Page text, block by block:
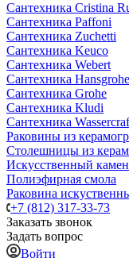
Сантехника Cristina
Сантехника Paffoni
Сантехника Zuchetti
Сантехника Keuco
Сантехника Webert
Сантехника Hansgrohe
Сантехника Grohe
Сантехника Kludi
Сантехника
Раковины из
Столешницы из
Искусственный
Полиэфирная смола
Раковина
+7 (812) 317-33-73
Заказать звонок
Задать вопрос
Войти